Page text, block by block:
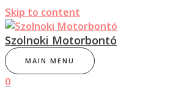
Skip to content
Szolnoki Motorbontó
MAIN MENU
0